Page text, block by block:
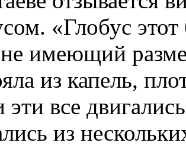
«Глобус
имеющий
из капель,
эти все
из